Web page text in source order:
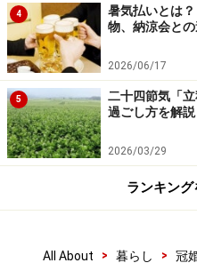
お歳暮を受け取りた
お歳暮が届いても、受け取
け取ることができない場
きは、受け取らないのが一
4
暑気払いとは
物、納涼会と
2026/06/17
5
二十四節気「
過ごし方を解説
2026/03/29
ランキン
All About > 暮らし > 冠